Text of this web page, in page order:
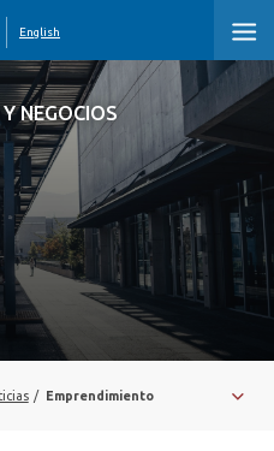
NEGOCIOS
English
Y NEGOCIOS
/ Emprendimiento